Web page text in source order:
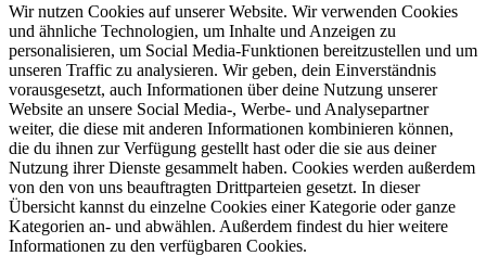
Wir nutzen Cookies auf unserer Website. Wir verwenden Cookies
und ähnliche Technologien, um Inhalte und Anzeigen zu
personalisieren, um Social Media-Funktionen bereitzustellen und um
unseren Traffic zu analysieren. Wir geben, dein Einverständnis
vorausgesetzt, auch Informationen über deine Nutzung unserer
Website an unsere Social Media-, Werbe- und Analysepartner
weiter, die diese mit anderen Informationen kombinieren können,
die du ihnen zur Verfügung gestellt hast oder die sie aus deiner
Nutzung ihrer Dienste gesammelt haben. Cookies werden außerdem
von den von uns beauftragten Drittparteien gesetzt. In dieser
Übersicht kannst du einzelne Cookies einer Kategorie oder ganze
Kategorien an- und abwählen. Außerdem findest du hier weitere
Informationen zu den verfügbaren Cookies.